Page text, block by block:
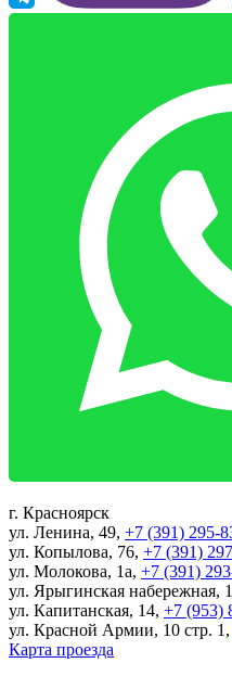
г. Красноярск
ул. Ленина, 49, +7 (391) 295-
ул. Копылова, 76, +7 (391)
ул. Молокова, 1а, +7 (391)
ул. Ярыгинская набережная,
ул. Капитанская, 14, +7 (953)
ул. Красной Армии, 10 стр. 1 ,
Карта проезда